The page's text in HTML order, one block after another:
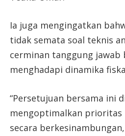
Ia juga mengingatkan
tidak semata soal teknis
cerminan tanggung jawab
menghadapi dinamika
“Persetujuan bersama ini
mengoptimalkan prioritas
secara